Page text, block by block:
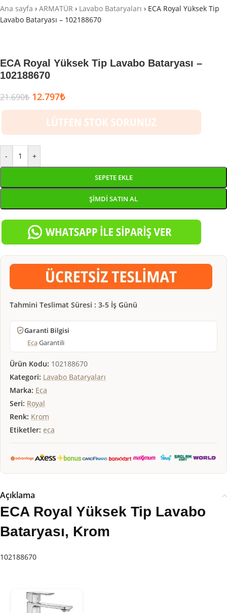
Ana sayfa › ARMATÜR › Lavabo Bataryaları › ECA Royal Yüksek Tip
Lavabo Bataryası – 102188670
ECA Royal Yüksek Tip Lavabo Bataryası –
102188670
21.690₺ 12.797₺
- +
SEPETE EKLE
ŞIMDI SATIN AL
Tahmini Teslimat Süresi : 3-5 İş Günü
Garanti Bilgisi
EcaGarantili
Ürün Kodu: 102188670
Kategori: Lavabo Bataryaları
Marka: Eca
Seri: Royal
Renk: Krom
Etiketler: eca
Açıklama
ECA Royal Yüksek Tip Lavabo
Bataryası, Krom
102188670